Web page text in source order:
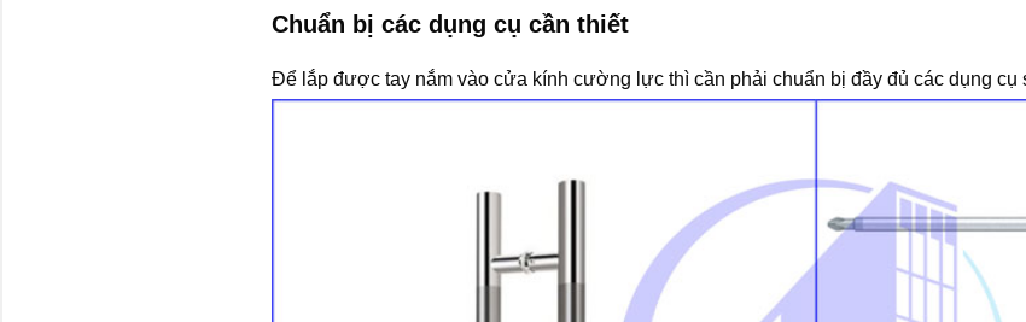
Chuẩn bị các dụng cụ cần thiết
Để lắp được tay nắm vào cửa kính cường lực thì cần phải chuẩn bị đầy đủ các dụng cụ